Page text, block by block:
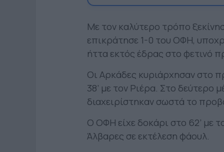
Με τον καλύτερο τρόπο
επικράτησε 1-0 του ΟΦΗ,
ήττα εκτός έδρας στο φετινό
Οι Αρκάδες κυριάρχησαν στο
38’ με τον Ριέρα. Στο δεύτερο
διαχειρίστηκαν σωστά το
Ο ΟΦΗ είχε δοκάρι στο 62’ με
Άλβαρες σε εκτέλεση φάουλ.